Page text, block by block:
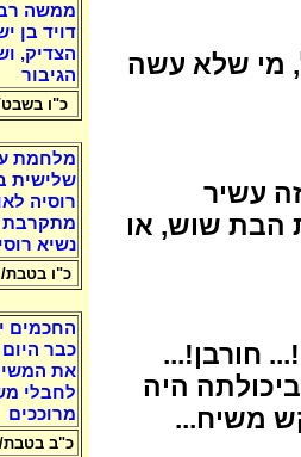
מי שלא עשה
עשיר
הבת שוש, או
חורבן!...
היה
משיח...
ממשה
דויד בן
הצדיק,
הגיבור
כ"ו בשבט/
מלחמת
שלישית
רוסיה
מתקרבת
נשיא
כ"ו בטבת/ 30.12.21
החכמים
כבר
את
לחבלי
מרוככים
כ"ב בטבת/ 26.12.21